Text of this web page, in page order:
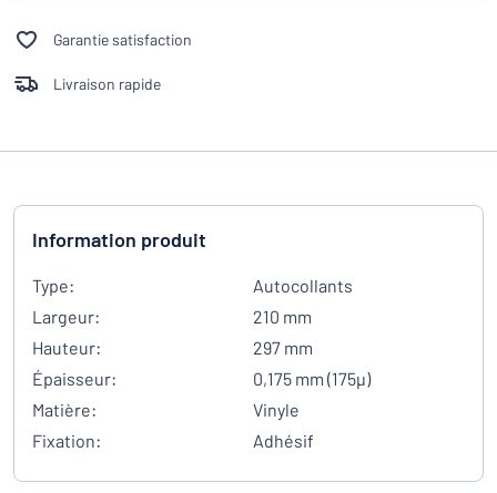
Garantie satisfaction
Livraison rapide
Information produit
Type:
Autocollants
Largeur:
210 mm
Hauteur:
297 mm
Épaisseur:
0,175 mm (175µ)
Matière:
Vinyle
Fixation:
Adhésif